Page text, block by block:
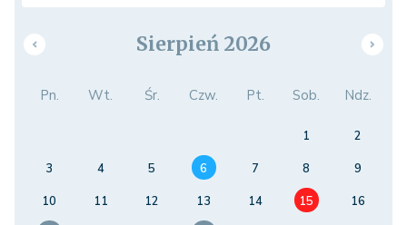
Sierpień 2026
Pn. Wt. Śr. Czw. Pt. Sob. Ndz.
1
2
3
4 5 6 7 8
9
10
11 12 13 14 15
16